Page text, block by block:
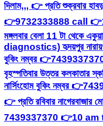
দিলাম,,, 👉 প্রতি শুক্রবার
👉9732333888 call
মঙ্গলবার বেলা 11 টা থেকে
diagnostics) হৃদয়পুর
বুকিং নম্বর
বৃহস্পতিবার উত্তর কলকাতার
নার্সিংহোম বুকিং নম্বর
👉 প্রতি রবিবার নাগেরবাজার
7439337370 👉10 am to